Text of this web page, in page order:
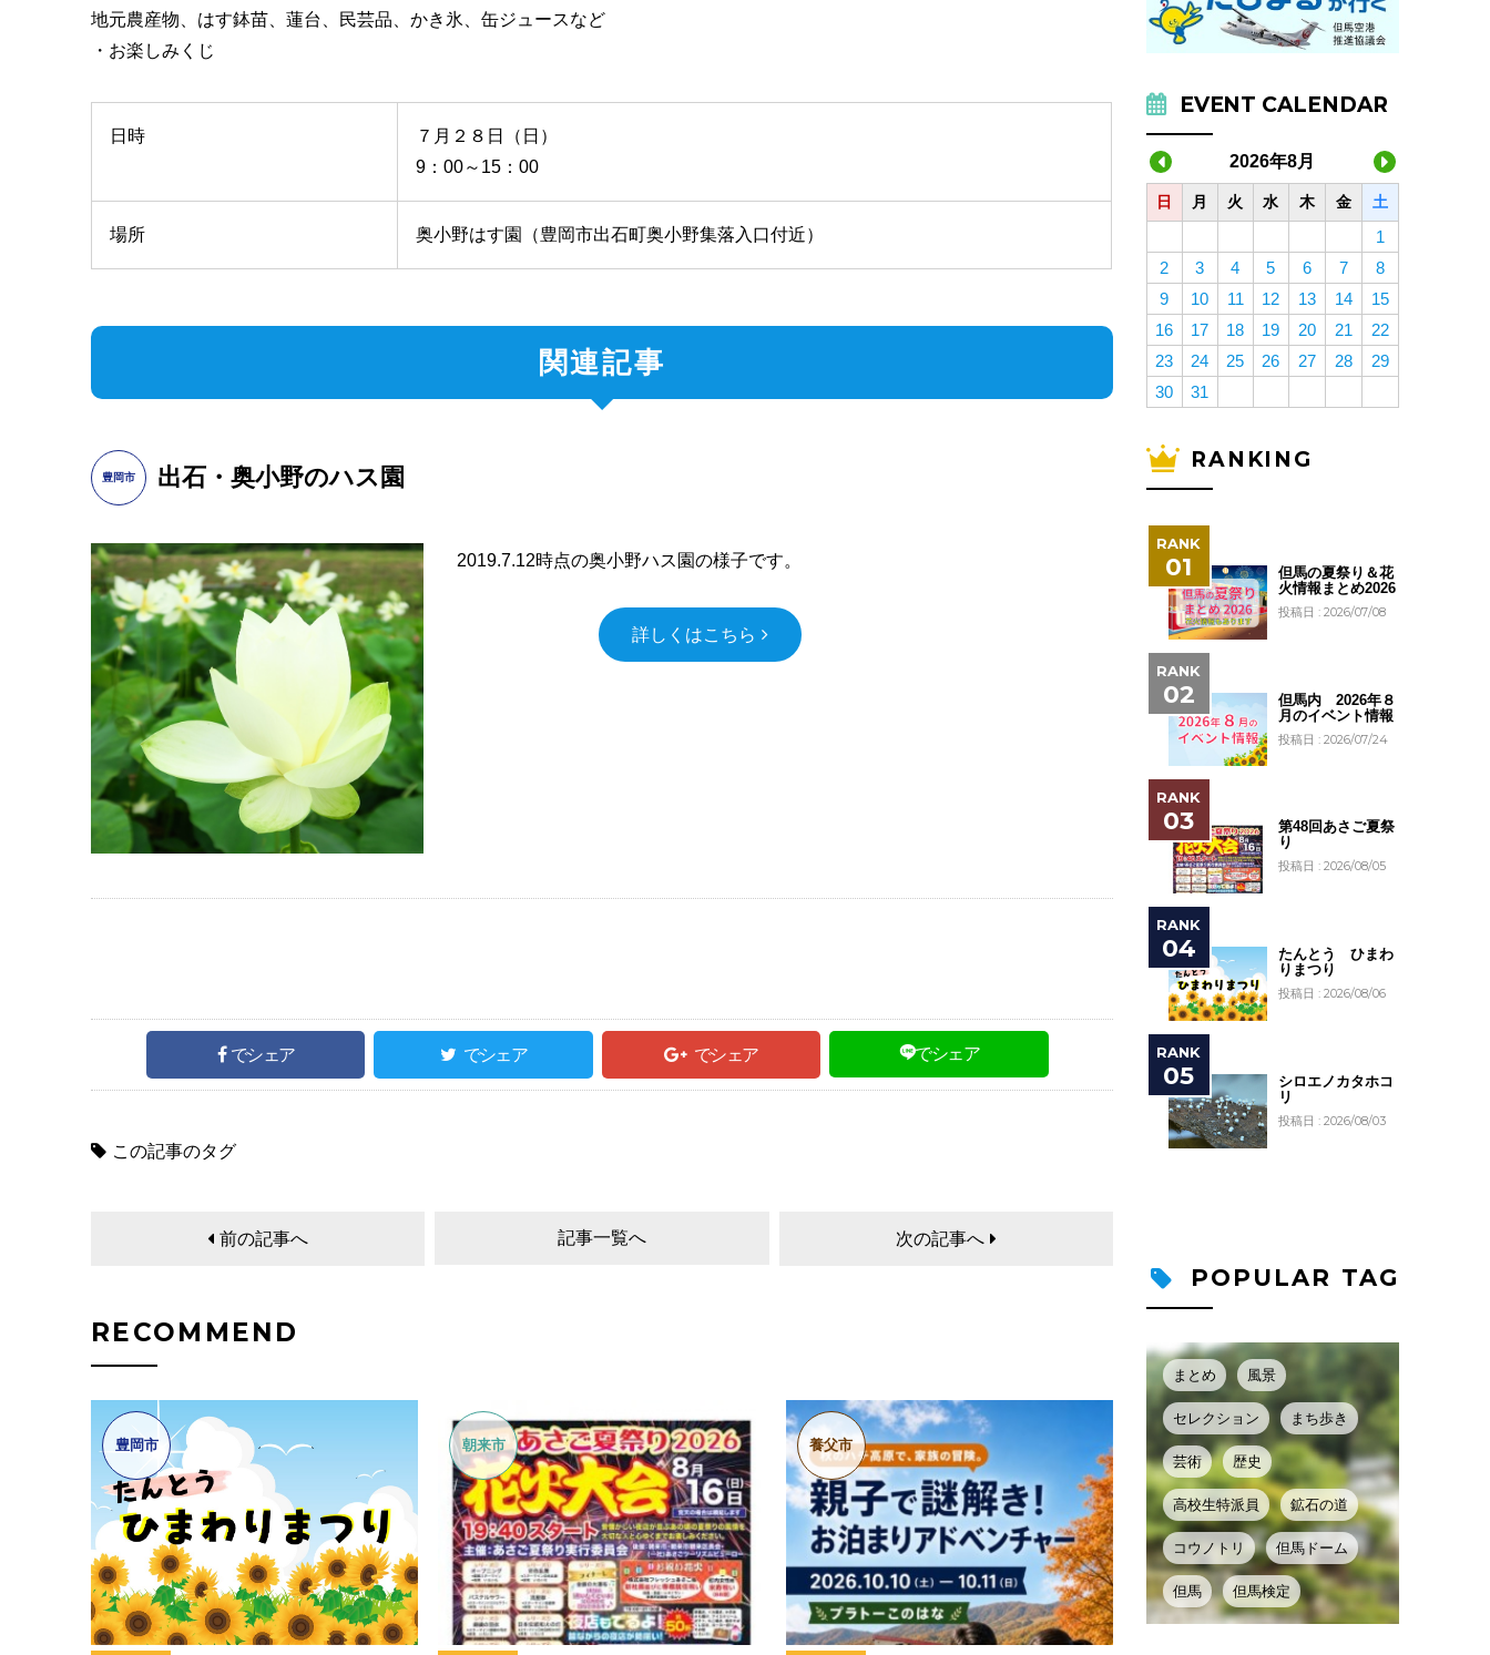
地元農産物、はす鉢苗、蓮台、民芸品、かき氷、缶ジュースなど
・お楽しみくじ
日時
７月２８日（日）
9：00～15：00
場所 奥小野はす園（豊岡市出石町奥小野集落入口付近）
関連記事
豊岡市 出石・奥小野のハス園
2019.7.12時点の奥小野ハス園の様子です。
詳しくはこちら
でシェア でシェア でシェア でシェア
この記事のタグ
前の記事へ 記事一覧へ 次の記事へ
RECOMMEND
豊岡市 朝来市 養父市
EVENT CALENDAR
2026年8月
日 月 火 水 木 金 土
1
2
3 4 5 6 7
8
9
10 11 12 13 14
15
16
17 18 19 20 21
22
23
24 25 26 27 28
29
30
31
RANKING
但馬の夏祭り＆花
火情報まとめ2026
投稿日 : 2026/07/08
但馬内 2026年８
月のイベント情報
投稿日 : 2026/07/24
第48回あさご夏祭
り
投稿日 : 2026/08/05
たんとう ひまわ
りまつり
投稿日 : 2026/08/06
シロエノカタホコ
リ
投稿日 : 2026/08/03
POPULAR TAG
まとめ 風景
セレクション まち歩き
芸術 歴史
高校生特派員 鉱石の道
コウノトリ 但馬ドーム
但馬 但馬検定